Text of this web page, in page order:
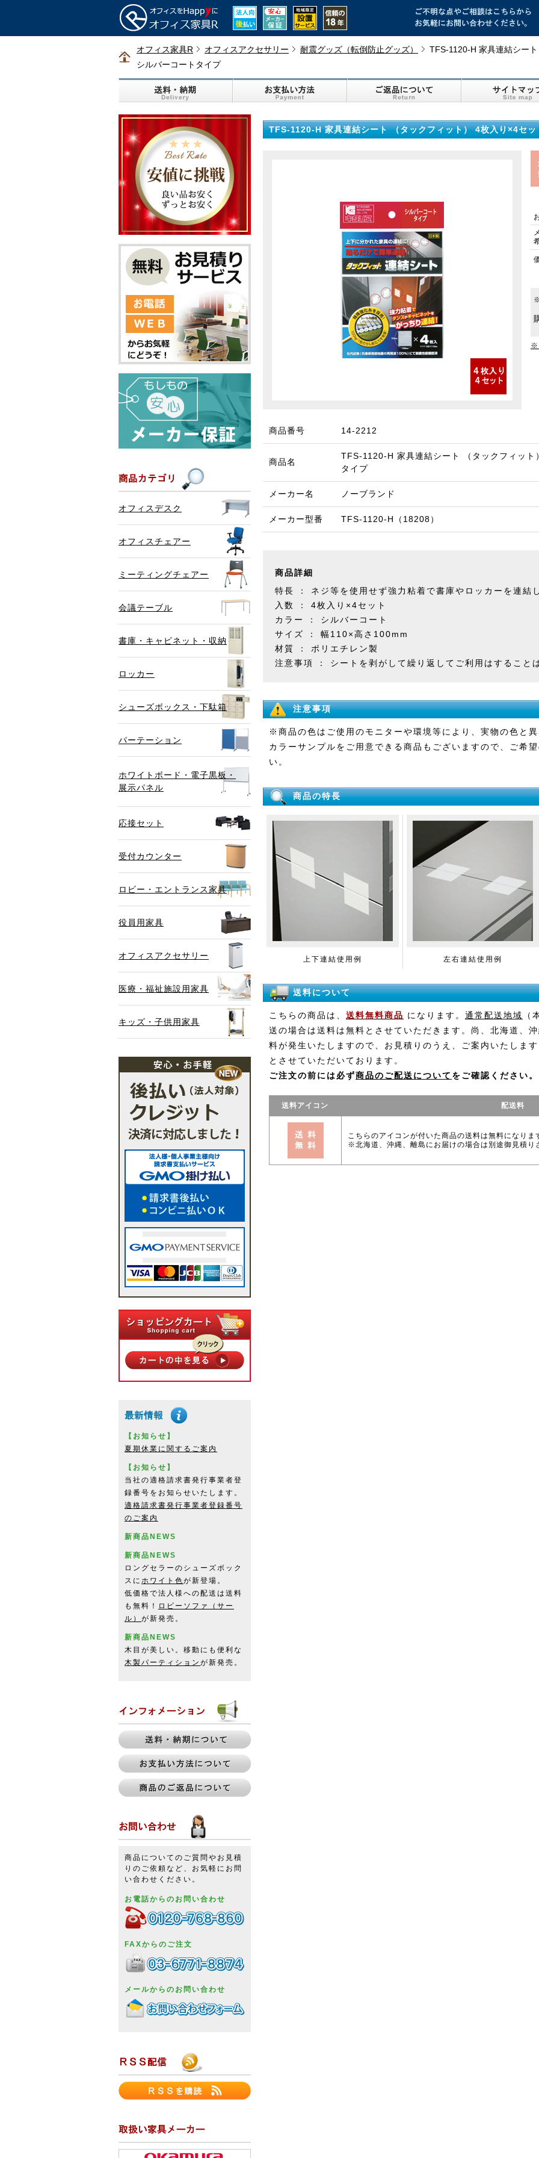
オフィス家具R オフィスアクセサリー 耐震グッズ（転倒防止グッズ）
TFS-1120-H 家具連結シー
シルバーコートタイプ
オフィスデスク
オフィスチェアー
ミーティングチェアー
会議テーブル
書庫・キャビネット・収納
ロッカー
シューズボックス・下駄箱
パーテーション
ホワイトボード・電子黒板・
展示パネル
応接セット
受付カウンター
ロビー・エントランス家具
役員用家具
オフィスアクセサリー
医療・福祉施設用家具
キッズ・子供用家具
【お知らせ】
夏期休業に関するご案内
【お知らせ】
当社の適格請求書発行事業者登
録番号をお知らせいたします。
適格請求書発行事業者登録番号
のご案内
新商品NEWS
新商品NEWS
ロングセラーのシューズボック
スに ホワイト色が新登場。
低価格で法人様への配送は送料
も無料！
ロビーソファ（サー
ル） が新発売。
新商品NEWS
木目が美しい。移動にも便利な
木製パーティション が新発売。
商品についてのご質問やお見積
りのご依頼など、お気軽にお問
い合わせください。
お電話からのお問い合わせ
FAXからのご注文
メールからのお問い合わせ
TFS-1120-H 家具連結シート （タックフィット） 4枚入り×4セ
※
商品番号 14-2212
商品名
TFS-1120-H 家具連結シート （タックフィット
タイプ
メーカー名 ノーブランド
メーカー型番 TFS-1120-H（18208）
商品詳細
特長 ： ネジ等を使用せず強力粘着で書庫やロッカーを連結
入数 ： 4枚入り×4セット
カラー ： シルバーコート
サイズ ： 幅110×高さ100mm
材質 ： ポリエチレン製
注意事項 ： シートを剥がして繰り返してご利用はすること
注意事項
※商品の色はご使用のモニターや環境等により、実物の色と
カラーサンプルをご用意できる商品もございますので、ご希
い。
商品の特長
上下連結使用例 左右連結使用例
送料について
こちらの商品は、 送料無料商品 になります。 通常配送地域
（
送の場合は送料は無料とさせていただきます。尚、北海道、
料が発生いたしますので、お見積りのうえ、ご案内いたしま
とさせていただいております。
ご注文の前には必ず商品のご配送について をご確認ください。
送料アイコン 配送料
こちらのアイコンが付いた商品の送料は無料になりま
※北海道、沖縄、離島にお届けの場合は別途御見積り